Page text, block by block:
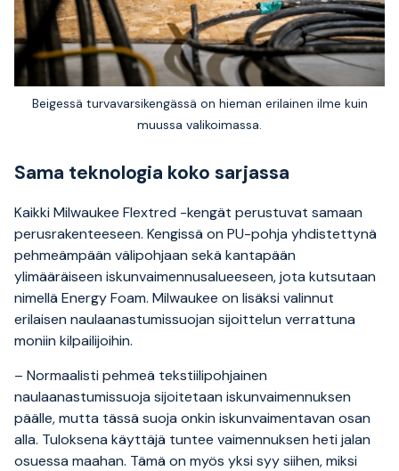
Beigessä turvavarsikengässä on hieman erilainen ilme kuin
muussa valikoimassa.
Sama teknologia koko sarjassa
Kaikki Milwaukee Flextred -kengät perustuvat samaan
perusrakenteeseen. Kengissä on PU-pohja yhdistettynä
pehmeämpään välipohjaan sekä kantapään
ylimääräiseen iskunvaimennusalueeseen, jota kutsutaan
nimellä Energy Foam. Milwaukee on lisäksi valinnut
erilaisen naulaanastumissuojan sijoittelun verrattuna
moniin kilpailijoihin.
– Normaalisti pehmeä tekstiilipohjainen
naulaanastumissuoja sijoitetaan iskunvaimennuksen
päälle, mutta tässä suoja onkin iskunvaimentavan osan
alla. Tuloksena käyttäjä tuntee vaimennuksen heti jalan
osuessa maahan. Tämä on myös yksi syy siihen, miksi